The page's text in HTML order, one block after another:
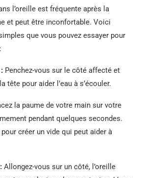
l’oreille est fréquente après la
et peut être inconfortable. Voici
que vous pouvez essayer pour
: Penchez-vous sur le côté affecté et
tête pour aider l’eau à s’écouler.
la paume de votre main sur votre
pendant quelques secondes.
créer un vide qui peut aider à
: Allongez-vous sur un côté, l’oreille